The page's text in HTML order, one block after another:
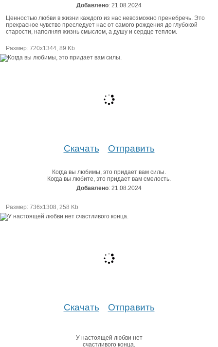
Добавлено: 21.08.2024
Ценностью любви в жизни каждого из нас невозможно пренебречь. Это
прекрасное чувство преследует нас от самого рождения до глубокой
старости, наполняя жизнь смыслом, а душу и сердце теплом.
Размер: 720х1344, 89 Kb
Скачать Отправить
Когда вы любимы, это придает вам силы.
Когда вы любите, это придает вам смелость.
Добавлено: 21.08.2024
Размер: 736х1308, 258 Kb
Скачать Отправить
У настоящей любви нет
счастливого конца.